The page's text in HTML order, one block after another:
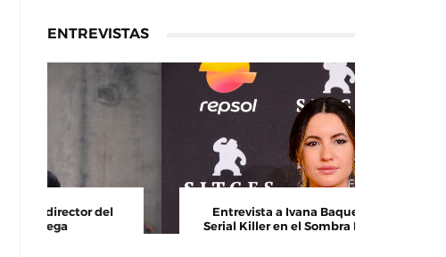
ENTREVISTAS
Entrevista a Álvaro Pita, director del
cortometraje Ortega